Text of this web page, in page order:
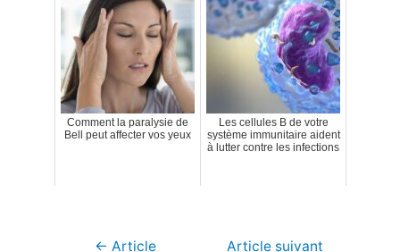
Comment la paralysie de
Bell peut affecter vos yeux
Les cellules B de votre
système immunitaire aident
à lutter contre les infections
Navigation
← Article
Article suivant